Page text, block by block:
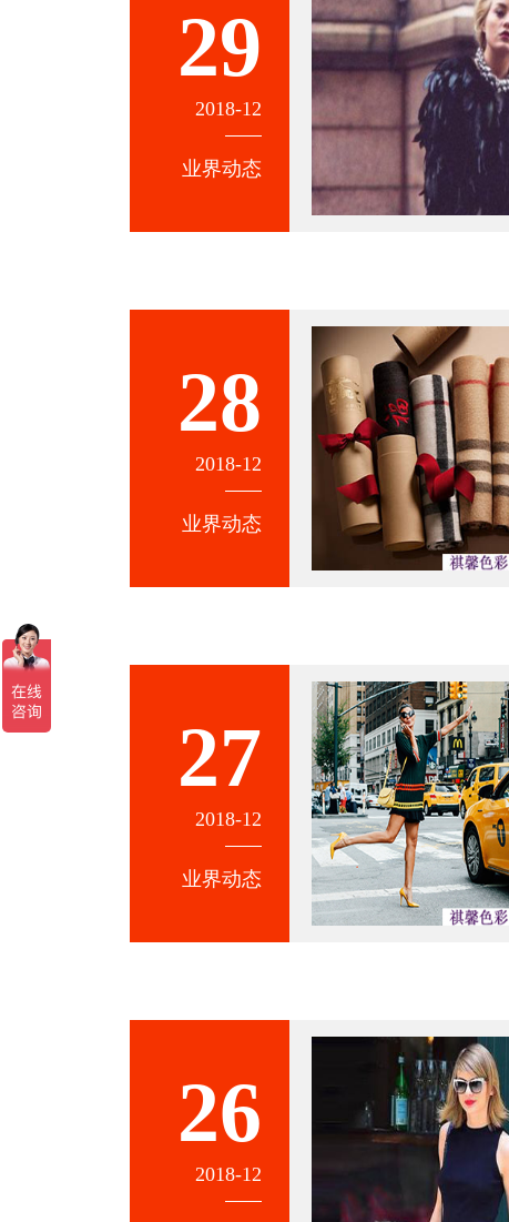
29
2018-12
业界动态
28
2018-12
业界动态
27
2018-12
业界动态
26
2018-12